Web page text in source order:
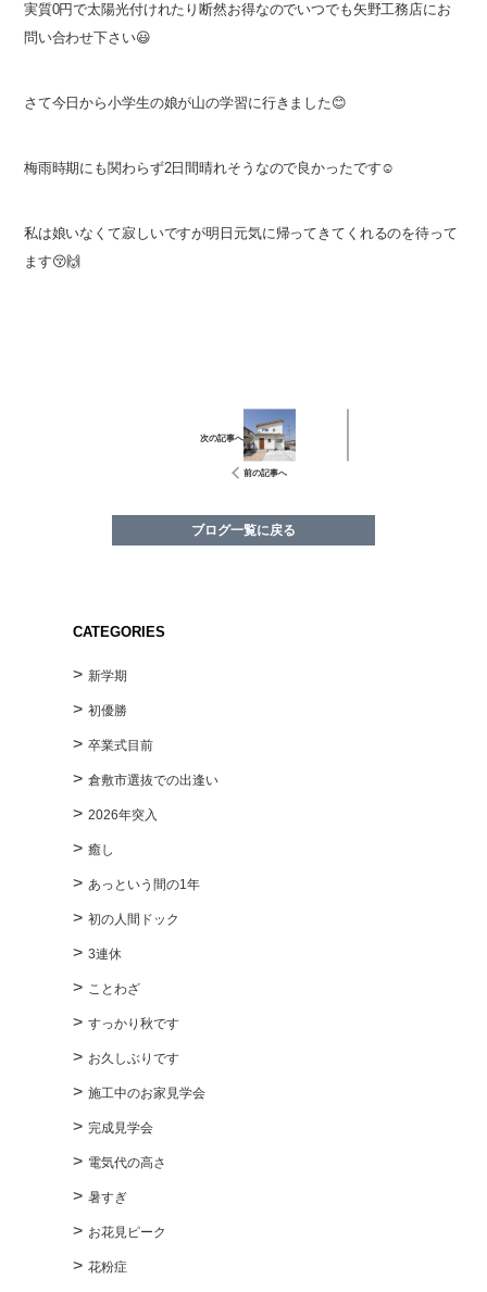
実質0円で太陽光付けれたり断然お得なのでいつでも矢野工務店にお
問い合わせ下さい😃
さて今日から小学生の娘が山の学習に行きました😊
梅雨時期にも関わらず2日間晴れそうなので良かったです☺️
私は娘いなくて寂しいですが明日元気に帰ってきてくれるのを待って
ます😚🙌
次の記事へ
前の記事へ
ブログ⼀覧に戻る
CATEGORIES
新学期
初優勝
卒業式目前
倉敷市選抜での出逢い
2026年突入
癒し
あっという間の1年
初の人間ドック
3連休
ことわざ
すっかり秋です
お久しぶりです
施工中のお家見学会
完成見学会
電気代の高さ
暑すぎ
お花見ピーク
花粉症